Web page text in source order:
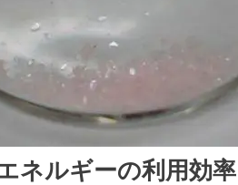
ネルギーの利用効